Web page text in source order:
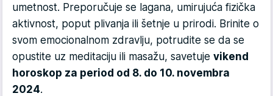
umetnost. Preporučuje se lagana, umirujuća fizička
aktivnost, poput plivanja ili šetnje u prirodi. Brinite o
svom emocionalnom zdravlju, potrudite se da se
opustite uz meditaciju ili masažu, savetuje vikend
horoskop za period od 8. do 10. novembra
2024.